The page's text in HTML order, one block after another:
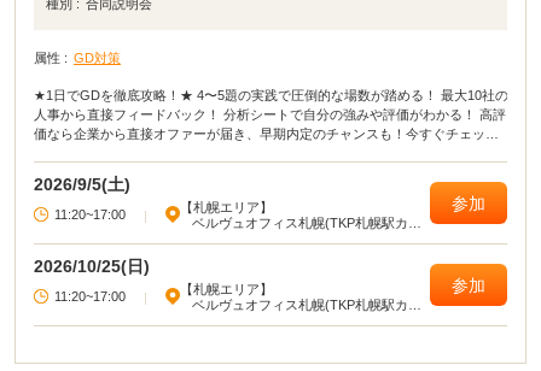
種別 : 合同説明会
属性 : GD対策
★1日でGDを徹底攻略！★ 4〜5題の実践で圧倒的な場数が踏める！ 最大10社の
人事から直接フィードバック！ 分析シートで自分の強みや評価がわかる！ 高評
価なら企業から直接オファーが届き、早期内定のチャンスも！今すぐチェック
2026/9/5(土)
11:20~17:00 |
【札幌エリア】
ベルヴュオフィス札幌(TKP札幌駅カン
参加
2026/10/25(日)
11:20~17:00 |
【札幌エリア】
ベルヴュオフィス札幌(TKP札幌駅カン
参加